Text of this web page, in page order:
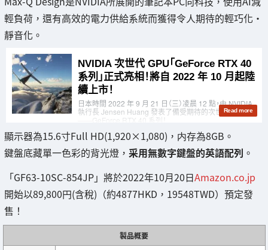
輕負荷，還有高效的電力供給系統而獲得令人期待的輕巧化・
靜音化。
顯示器為15.6寸Full HD(1,920×1,080)，内存為8GB。
鍵盤底藏單一色彩的背光燈， 采用無數字鍵盤的英語配列 。
「GF63-10SC-854JP」將於2022年10月20日Amazon.co.jp
開始以89,800円(含稅)（約4877HKD，19548TWD）預定發
售！
製品概要